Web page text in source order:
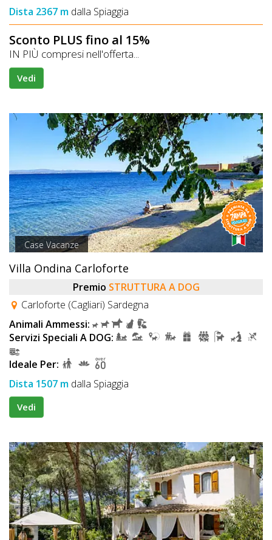
Dista 2367 m dalla Spiaggia
Sconto PLUS fino al 15%
IN PIÙ compresi nell'offerta...
Vedi
Case Vacanze
Villa Ondina Carloforte
Premio STRUTTURA A DOG
Carloforte (Cagliari) Sardegna
Animali Ammessi:
Servizi Speciali A DOG:
Ideale Per:
Dista 1507 m dalla Spiaggia
Vedi